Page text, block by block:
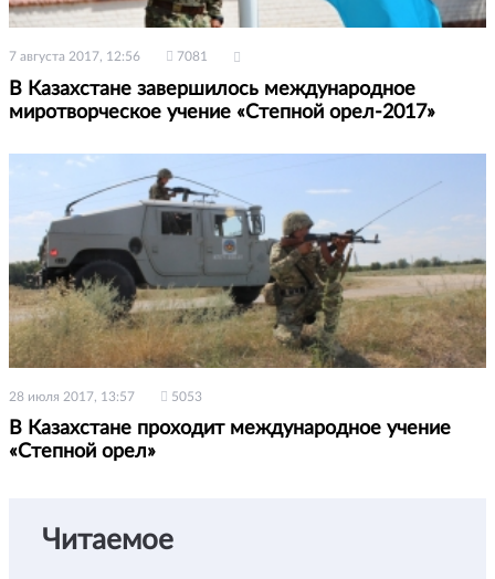
7 августа 2017, 12:56 7081
В Казахстане завершилось международное
миротворческое учение «Степной орел-2017»
28 июля 2017, 13:57 5053
В Казахстане проходит международное учение
«Степной орел»
Читаемое